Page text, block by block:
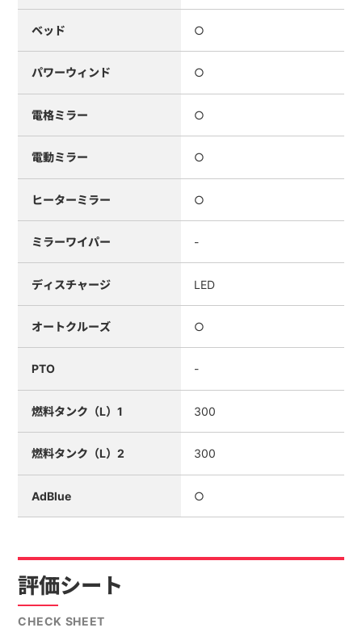
ベッド ○
パワーウィンド ○
電格ミラー ○
電動ミラー ○
ヒーターミラー ○
ミラーワイパー -
ディスチャージ LED
オートクルーズ ○
PTO -
燃料タンク（L）1 300
燃料タンク（L）2 300
AdBlue ○
評価シート
CHECK SHEET